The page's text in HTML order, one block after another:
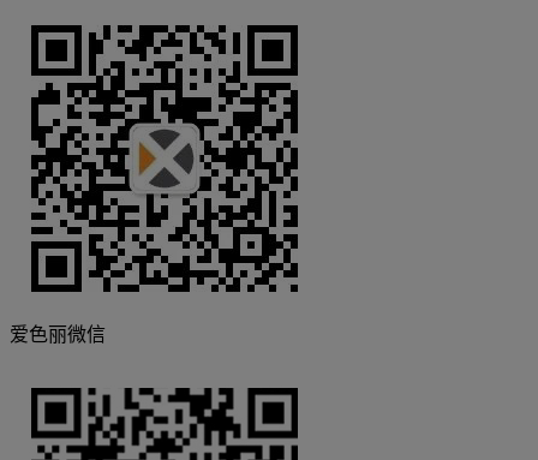
爱色丽微信